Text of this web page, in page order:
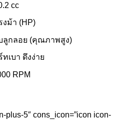
cc
งม้า (HP)
ลูกลอย (คุณภาพสูง)
เบา ดึงง่าย
RPM
plus-5″ cons_icon=”icon icon-